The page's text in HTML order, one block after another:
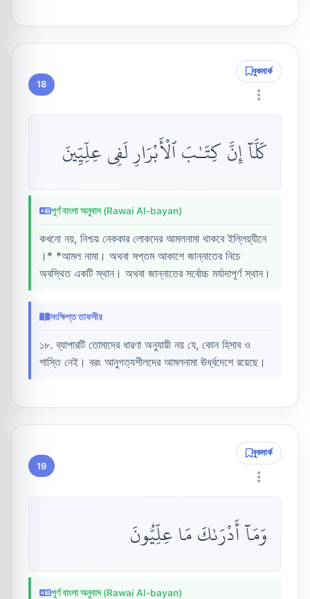
18
বুকমার্ক
كَلَّآ إِنَّ كِتَـٰبَ ٱلْأَبْرَارِ لَفِى عِلِّيِّينَ
পূর্ণ বাংলা অনুবাদ (Rawai Al-bayan)
কখনো নয়, নিশ্চয় নেককার লোকদের আমলনামা থাকবে ইল্লিয়্যীনে
।* *আমল নামা। অথবা সপ্তম আকাশে জান্নাতের নিচে
অবস্থিত একটি স্থান। অথবা জান্নাতের সর্বোচ্চ মর্যাদাপূর্ণ স্থান।
সংক্ষিপ্ত তাফসীর
১৮. ব্যাপারটি তোমাদের ধারণা অনুযায়ী নয় যে, কোন হিসাব ও
শাস্তি নেই। বরং আনুগত্যশীলদের আমলনামা ঊর্ধ্বদেশে রয়েছে।
19
বুকমার্ক
وَمَآ أَدْرَىٰكَ مَا عِلِّيُّونَ
পূর্ণ বাংলা অনুবাদ (Rawai Al-bayan)